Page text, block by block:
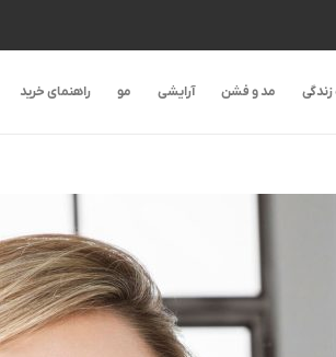
مد و فشن آرایشی مو راهنمای خرید